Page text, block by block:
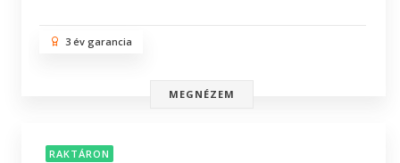
3 év garancia
MEGNÉZEM
RAKTÁRON